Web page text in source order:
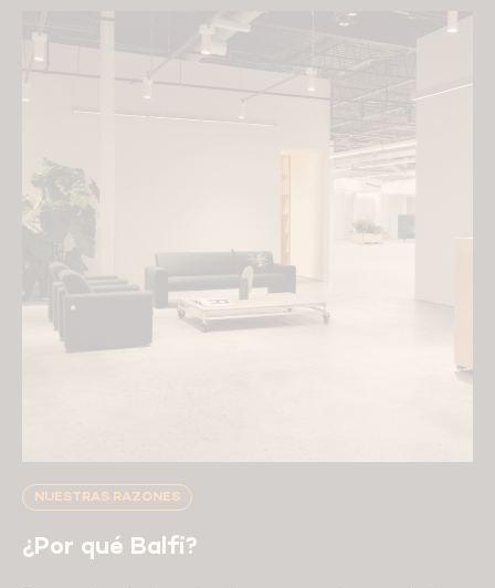
NUESTRAS RAZONES
¿Por qué Balfi?